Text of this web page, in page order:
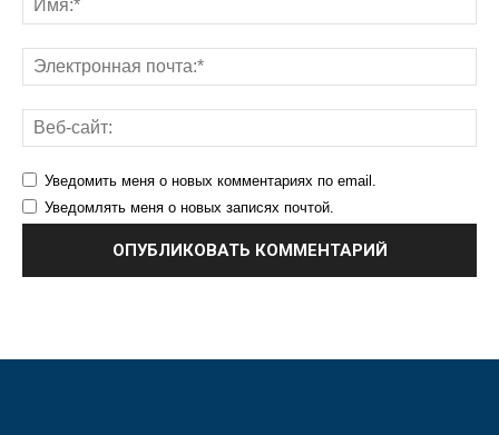
Уведомить меня о новых комментариях по email.
Уведомлять меня о новых записях почтой.